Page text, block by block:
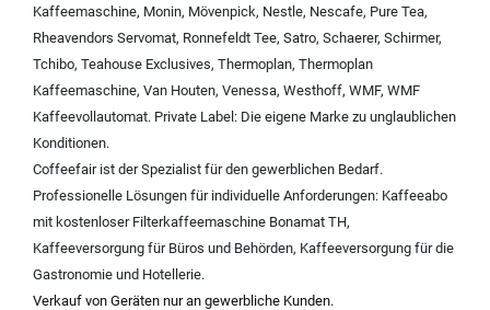
Kaffeemaschine, Monin, Mövenpick, Nestle, Nescafe, Pure Tea,
Rheavendors Servomat, Ronnefeldt Tee, Satro, Schaerer, Schirmer,
Tchibo, Teahouse Exclusives, Thermoplan, Thermoplan
Kaffeemaschine, Van Houten, Venessa, Westhoff, WMF, WMF
Kaffeevollautomat. Private Label: Die eigene Marke zu unglaublichen
Konditionen.
Coffeefair ist der Spezialist für den gewerblichen Bedarf.
Professionelle Lösungen für individuelle Anforderungen: Kaffeeabo
mit kostenloser Filterkaffeemaschine Bonamat TH,
Kaffeeversorgung für Büros und Behörden, Kaffeeversorgung für die
Gastronomie und Hotellerie.
Verkauf von Geräten nur an gewerbliche Kunden.